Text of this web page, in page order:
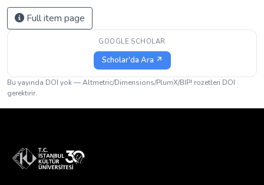
Full item page
GOOGLE SCHOLAR
Scholar'da Ara ↗
Bu yayında DOI yok — Altmetric/Dimensions/PlumX/BIP! rozetleri DOI
gerektirir.